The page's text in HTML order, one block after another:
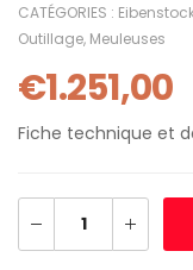
CATÉGORIES :
Outillage, Meuleuses
€1.251,00
Fiche technique et